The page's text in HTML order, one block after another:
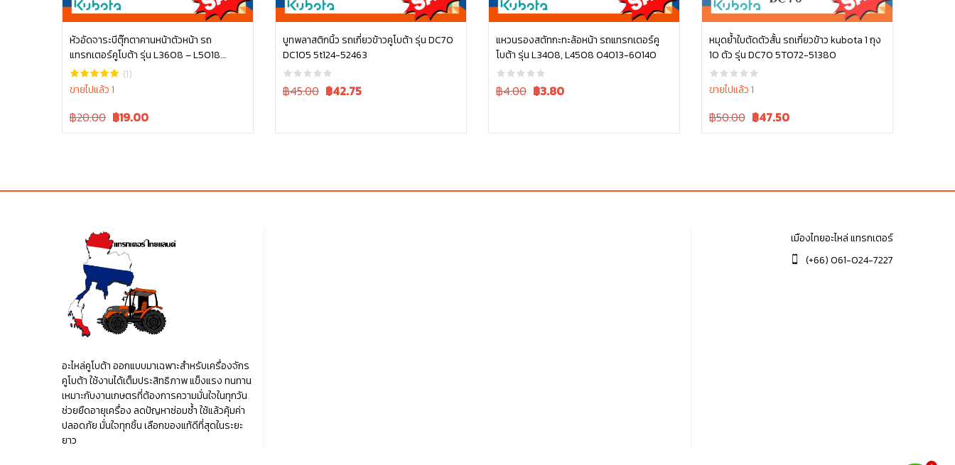
หัวอัดจาระบีตุ๊กตาคานหน้าตัวหน้า รถ
แทรกเตอร์คูโบต้า รุ่น L3608 – L5018
06611-15010(1)
ขายไปแล้ว 1
Original
฿20.00 Current
฿19.00
หยิบใส่ตะกร้า
บูทพลาสติกนิ้ว รถเกี่ยวข้าวคูโบต้า รุ่น DC70
DC105 5t124-52463
Original
฿45.00 Current
฿42.75
หยิบใส่ตะกร้า
แหวนรองสตัทกะทะล้อหน้า รถแทรกเตอร์คู
โบต้า รุ่น L3408, L4508 04013-60140
Original
฿4.00 Current
฿3.80
หยิบใส่ตะกร้า
หมุดย้ำใบตัดตัวสั้น รถเกี่ยวข้าว kubota 1 ถุง
10 ตัว รุ่น DC70 5T072-51380
ขายไปแล้ว 1
Original
฿50.00 Current
฿47.50
หยิบใส่ตะกร้า
อะไหล่คูโบต้า ออกแบบมาเฉพาะสำหรับเครื่องจักร
คูโบต้า ใช้งานได้เต็มประสิทธิภาพ แข็งแรง ทนทาน
เหมาะกับงานเกษตรที่ต้องการความมั่นใจในทุกวัน
ช่วยยืดอายุเครื่อง ลดปัญหาซ่อมซ้ำ ใช้แล้วคุ้มค่า
ปลอดภัย มั่นใจทุกชิ้น เลือกของแท้ดีที่สุดในระยะ
ยาว
เมืองไทยอะไหล่ แทรกเตอร์
(+66) 061-024-7227